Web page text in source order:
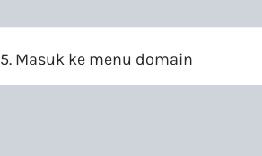
5. Masuk ke menu domain